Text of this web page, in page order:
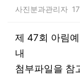
사진분과관리자
본문
제 47회 아림
내
첨부파일을 참